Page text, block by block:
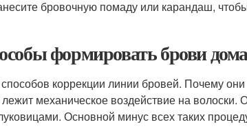
бровочную помаду или карандаш,
формировать брови дома
коррекции линии бровей. Почему
лежит механическое воздействие на
Основной минус всех таких